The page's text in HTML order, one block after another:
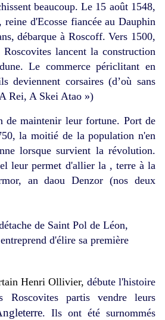
beaucoup. Le 15 août 1548,
d'Ecosse fiancée au Dauphin
débarque à Roscoff. Vers 1500,
lancent la construction
Le commerce périclitant en
deviennent corsaires (d’où sans
Rei, A Skei Atao »)
de maintenir leur fortune. Port de
la moitié de la population n'en
lorsque survient la révolution.
leur permet d'allier la , terre à la
an daou Denzor (nos deux
de Saint Pol de Léon,
d'élire sa première
Henri Ollivier, débute l'histoire
Roscovites partis vendre leurs
. Ils ont été surnommés